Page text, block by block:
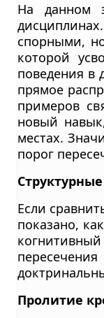
На данном
спорными,
которой
поведения в
прямое
примеров
новый
местах.
порог
Если
показано,
Пролитие